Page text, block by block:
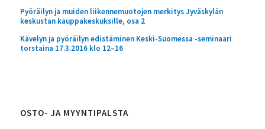
Pyöräilyn ja muiden liikennemuotojen merkitys Jyväskylän
keskustan kauppakeskuksille, osa 2
Kävelyn ja pyöräilyn edistäminen Keski-Suomessa -seminaari
torstaina 17.3.2016 klo 12–16
OSTO- JA MYYNTIPALSTA